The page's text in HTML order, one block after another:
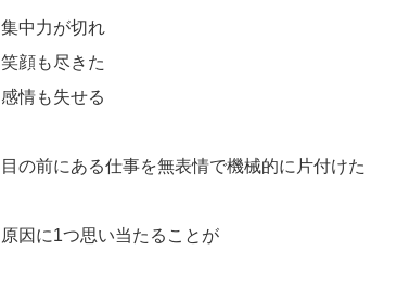
集中力が切れ
笑顔も尽きた
感情も失せる
目の前にある仕事を無表情で機械的に片付けた
原因に1つ思い当たることが